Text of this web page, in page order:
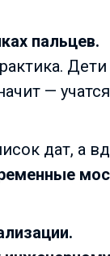
пальцев.
Дети
—
дат,